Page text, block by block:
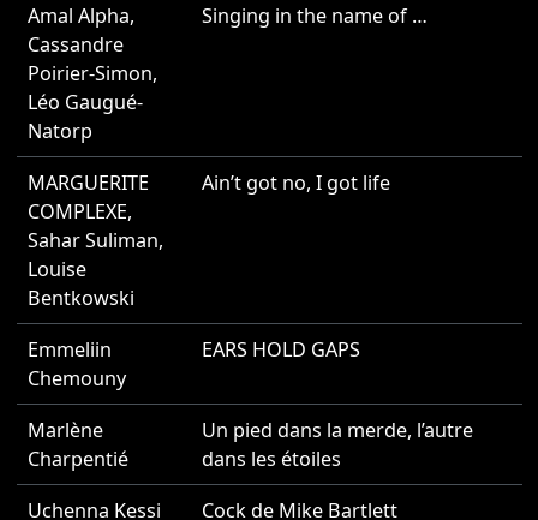
Amal Alpha,
Cassandre
Poirier-Simon,
Léo Gaugué-
Natorp
Singing in the name of …
MARGUERITE
COMPLEXE,
Sahar Suliman,
Louise
Bentkowski
Ain’t got no, I got life
Emmeliin
Chemouny
EARS HOLD GAPS
Marlène
Charpentié
Un pied dans la merde, l’autre
dans les étoiles
Uchenna Kessi Cock de Mike Bartlett